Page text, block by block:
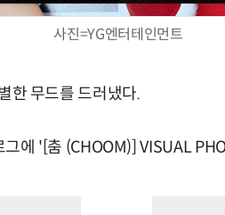
사진=YG엔터테인먼트
한 무드를 드러냈다.
에 '[춤 (CHOOM)] VISUAL